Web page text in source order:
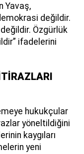
Yavaş,
değildir.
Özgürlük
ifadelerini
hukukçular
yöneltildiğini
kaygıları
yeni